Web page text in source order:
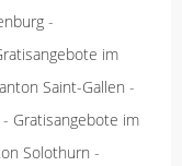
-
im
Saint-Gallen -
- Gratisangebote im
Solothurn -